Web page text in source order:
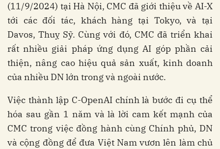
(11/9/2024) tại Hà Nội, CMC đã giới thiệu về AI-X
tới các đối tác, khách hàng tại Tokyo, và tại
Davos, Thuỵ Sỹ. Cùng với đó, CMC đã triển khai
rất nhiều giải pháp ứng dụng AI góp phần cải
thiện, nâng cao hiệu quả sản xuất, kinh doanh
của nhiều DN lớn trong và ngoài nước.
Việc thành lập C-OpenAI chính là bước đi cụ thể
hóa sau gần 1 năm và là lời cam kết mạnh của
CMC trong việc đồng hành cùng Chính phủ, DN
và cộng đồng để đưa Việt Nam vươn lên làm chủ